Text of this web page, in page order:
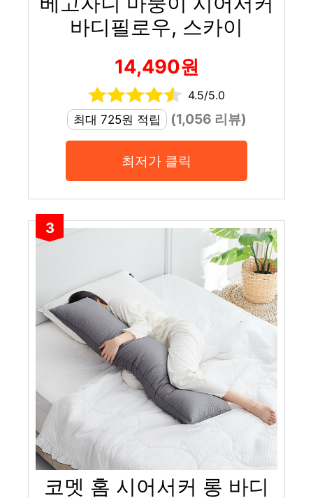
바디필로우, 스카이
14,490원
4.5/5.0
최대 725원 적립
(1,056 리뷰)
최저가 클릭
3
코멧 홈 시어서커 롱 바디